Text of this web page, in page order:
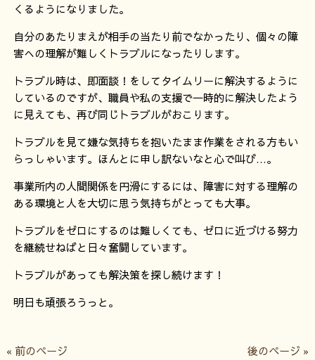
くるようになりました。
自分のあたりまえが相手の当たり前でなかったり、個々の障
害への理解が難しくトラブルになったりします。
トラブル時は、即面談！をしてタイムリーに解決するように
しているのですが、職員や私の支援で一時的に解決したよう
に見えても、再び同じトラブルがおこります。
トラブルを見て嫌な気持ちを抱いたまま作業をされる方もい
らっしゃいます。ほんとに申し訳ないなと心で叫び…。
事業所内の人間関係を円滑にするには、障害に対する理解の
ある環境と人を大切に思う気持ちがとっても大事。
トラブルをゼロにするのは難しくても、ゼロに近づける努力
を継続せねばと日々奮闘しています。
トラブルがあっても解決策を探し続けます！
明日も頑張ろうっと。
« 前のページ 後のページ »